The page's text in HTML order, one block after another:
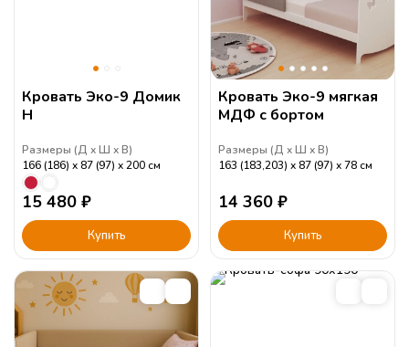
Кровать Эко-9 Домик
Н
Размеры (Д Ш В)
166 (186)
87 (97) 200 см
15 480 ₽
Купить
Кровать Эко-9 мягкая
МДФ с бортом
Размеры (Д Ш В)
163 (183,203)
87 (97) 78 см
14 360 ₽
Купить